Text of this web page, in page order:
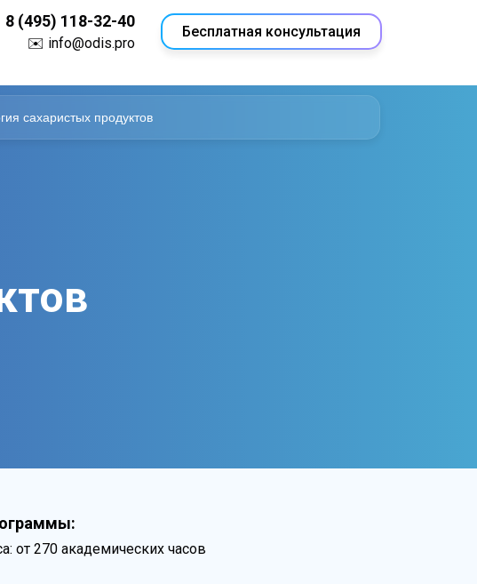
8 (495) 118-32-40
✉️ info@odis.pro
Бесплатная консультация
сахаристых продуктов
от 270 академических часов